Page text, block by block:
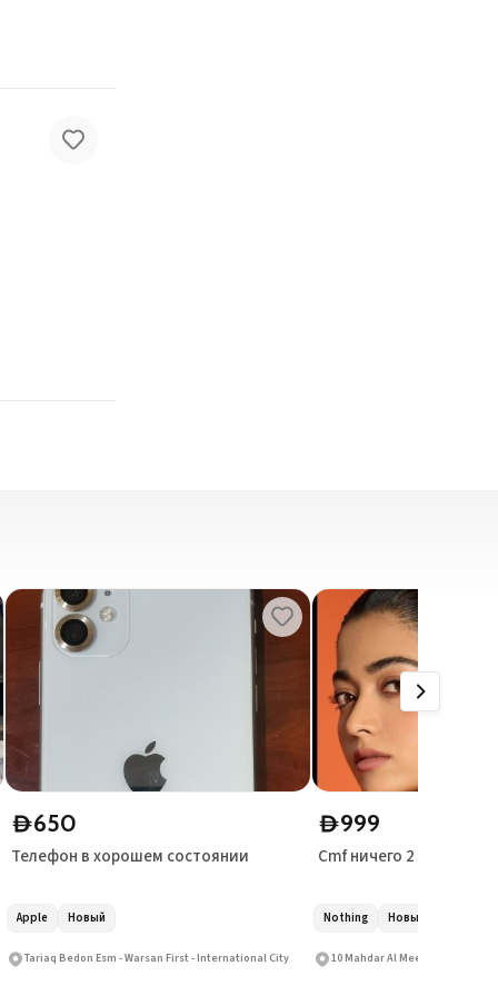
D650
Телефон в хорошем состоянии
Apple Новый
Tariaq Bedon Esm - Warsan First - International City
D999
Cmf ничего 2 про
Nothing Новый
10 Mahdar Al Meel St - Al Manhal